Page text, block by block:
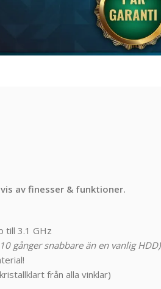
av finesser & funktioner.
till 3.1 GHz
gånger snabbare än en vanlig HDD)
från alla vinklar)